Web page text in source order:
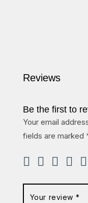
Reviews
Be the first to
Your email
fields are marked